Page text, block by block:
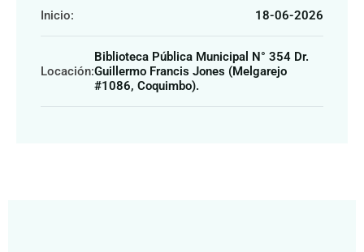
Inicio: 18-06-2026
Locación:
Biblioteca Pública Municipal N° 354 Dr.
Guillermo Francis Jones (Melgarejo
#1086, Coquimbo).